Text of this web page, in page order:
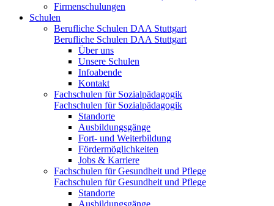
Firmenschulungen
Schulen
Berufliche Schulen DAA Stuttgart
Berufliche Schulen DAA Stuttgart
Über uns
Unsere Schulen
Infoabende
Kontakt
Fachschulen für Sozialpädagogik
Fachschulen für Sozialpädagogik
Standorte
Ausbildungsgänge
Fort- und Weiterbildung
Fördermöglichkeiten
Jobs & Karriere
Fachschulen für Gesundheit und Pflege
Fachschulen für Gesundheit und Pflege
Standorte
Ausbildungsgänge